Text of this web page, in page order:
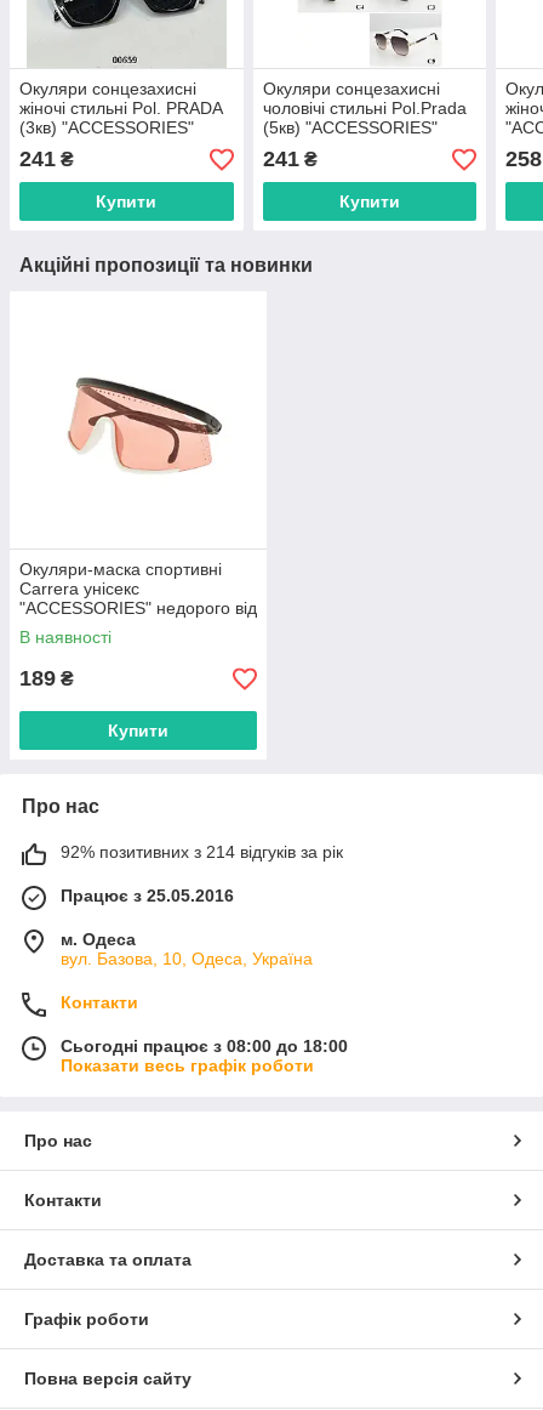
Окуляри сонцезахисні
жіночі стильні Pol. PRADA
(3кв) "ACCESSORIES"
недорого від прямого
постачальника
241 ₴
Купити
Окуляри сонцезахисні
чоловічі стильні Pol.Prada
(5кв) "ACCESSORIES"
недорого від прямого
постачальника
241₴
Купити
від
258
Акційні пропозиції та новинки
Окуляри-маска спортивні
Carrera унісекс
"ACCESSORIES" недорого від
прямого постачальника
В наявності
189 ₴
Купити
Про нас
92% позитивних з 214 відгуків за рік
Працює з 25.05.2016
м. Одеса
вул. Базова, 10, Одеса, Україна
Контакти
Сьогодні працює з 08:00 до 18:00
Показати весь графік роботи
Про нас
Контакти
Доставка та оплата
Графік роботи
Повна версія сайту